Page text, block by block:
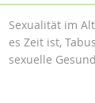
Sexualität im
es Zeit ist,
sexuelle